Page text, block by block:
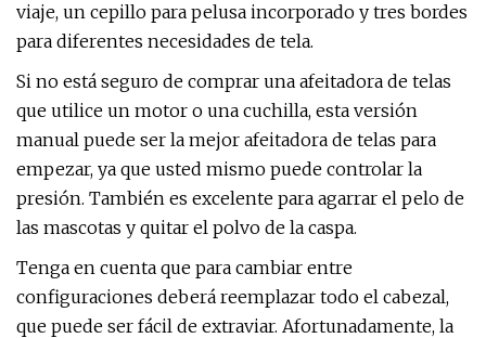
viaje, un cepillo para pelusa incorporado y tres bordes
para diferentes necesidades de tela.
Si no está seguro de comprar una afeitadora de telas
que utilice un motor o una cuchilla, esta versión
manual puede ser la mejor afeitadora de telas para
empezar, ya que usted mismo puede controlar la
presión. También es excelente para agarrar el pelo de
las mascotas y quitar el polvo de la caspa.
Tenga en cuenta que para cambiar entre
configuraciones deberá reemplazar todo el cabezal,
que puede ser fácil de extraviar. Afortunadamente, la